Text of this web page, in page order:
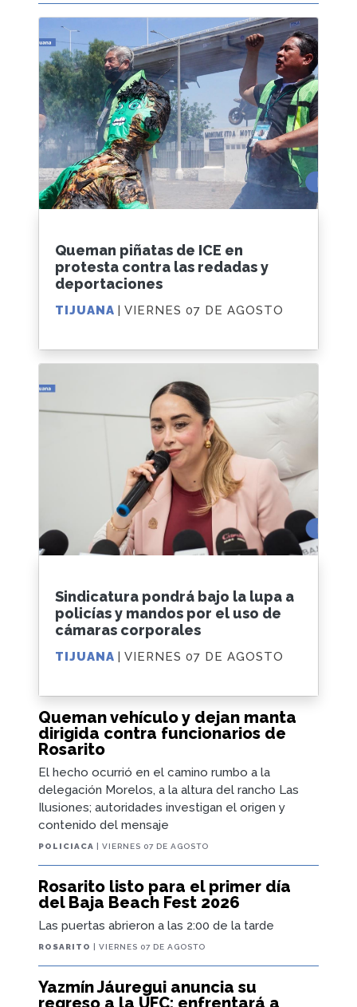
Queman vehículo y dejan manta
dirigida contra funcionarios de
Rosarito
El hecho ocurrió en el camino rumbo a la
delegación Morelos, a la altura del rancho Las
Ilusiones; autoridades investigan el origen y
contenido del mensaje
POLICIACA | VIERNES 07 DE AGOSTO
Rosarito listo para el primer día
del Baja Beach Fest 2026
Las puertas abrieron a las 2:00 de la tarde
ROSARITO | VIERNES 07 DE AGOSTO
Yazmín Jáuregui anuncia su
regreso a la UFC; enfrentará a
Queman piñatas de ICE en
protesta contra las redadas y
deportaciones
TIJUANA | VIERNES 07 DE AGOSTO
Sindicatura pondrá bajo la lupa a
policías y mandos por el uso de
cámaras corporales
TIJUANA | VIERNES 07 DE AGOSTO